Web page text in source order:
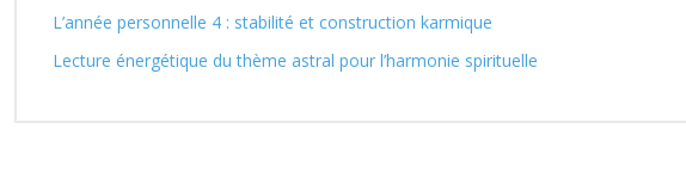
L’année personnelle 4 : stabilité et construction karmique
Lecture énergétique du thème astral pour l’harmonie spirituelle